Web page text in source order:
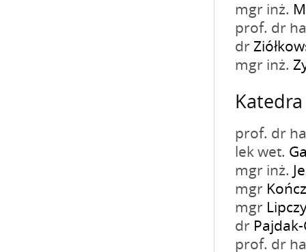
mgr inż.
prof. dr
dr
mgr inż.
prof. dr
lek wet.
mgr inż.
mgr
mgr
dr
prof. dr